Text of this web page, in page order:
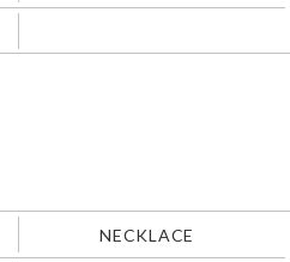
NECKLACE